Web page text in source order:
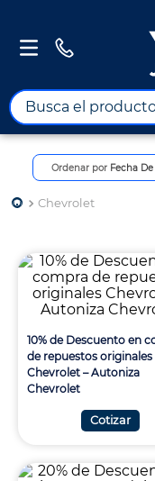
Busca el producto
Ordenar por Fecha
Chevrolet
10% de Descuento en
de repuestos originales
Chevrolet – Autoniza
Chevrolet
Cotizar
1.
4.
5.
7.
tv
9.